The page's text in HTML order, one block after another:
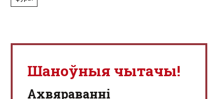
Шаноўныя чытачы!
Aхвяраванні